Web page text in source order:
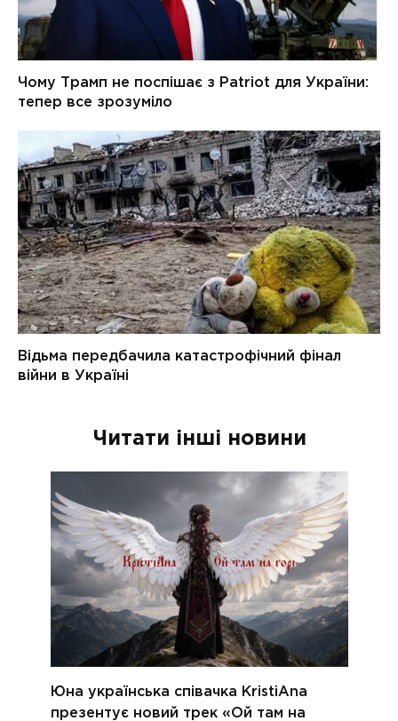
Читати інші новини
Юна українська співачка KristiAna
презентує новий трек «Ой там на